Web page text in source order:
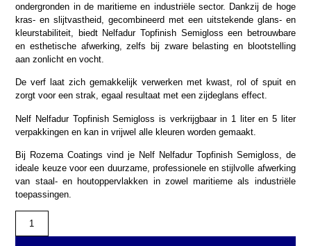
ondergronden in de maritieme en industriële sector. Dankzij de hoge
kras- en slijtvastheid, gecombineerd met een uitstekende glans- en
kleurstabiliteit, biedt Nelfadur Topfinish Semigloss een betrouwbare
en esthetische afwerking, zelfs bij zware belasting en blootstelling
aan zonlicht en vocht.
De verf laat zich gemakkelijk verwerken met kwast, rol of spuit en
zorgt voor een strak, egaal resultaat met een zijdeglans effect.
Nelf Nelfadur Topfinish Semigloss is verkrijgbaar in 1 liter en 5 liter
verpakkingen en kan in vrijwel alle kleuren worden gemaakt.
Bij Rozema Coatings vind je Nelf Nelfadur Topfinish Semigloss, de
ideale keuze voor een duurzame, professionele en stijlvolle afwerking
van staal- en houtoppervlakken in zowel maritieme als industriële
toepassingen.